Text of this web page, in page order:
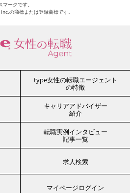
ークです。
の商標または登録商標です。
type女性の転職エージェント
の特徴
キャリアアドバイザー
紹介
転職実例インタビュー
記事一覧
求人検索
マイページログイン